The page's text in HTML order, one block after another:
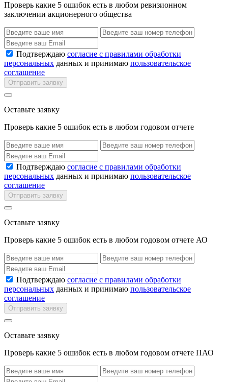
Проверь какие 5 ошибок есть в любом ревизионном
заключении акционерного общества
Подтверждаю согласие с правилами обработки
персональных данных и принимаю пользовательское
соглашение
Отправить заявку
Оставьте заявку
Проверь какие 5 ошибок есть в любом годовом отчете
Подтверждаю согласие с правилами обработки
персональных данных и принимаю пользовательское
соглашение
Отправить заявку
Оставьте заявку
Проверь какие 5 ошибок есть в любом годовом отчете АО
Подтверждаю согласие с правилами обработки
персональных данных и принимаю пользовательское
соглашение
Отправить заявку
Оставьте заявку
Проверь какие 5 ошибок есть в любом годовом отчете ПАО